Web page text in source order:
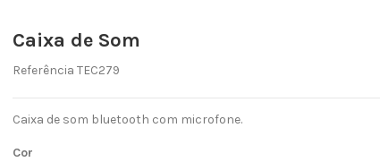
Caixa de Som
Referência TEC279
Caixa de som bluetooth com microfone.
Cor